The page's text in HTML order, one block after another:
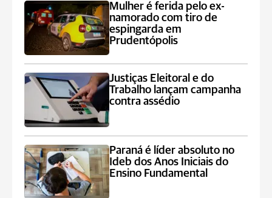
Mulher é ferida pelo ex-
namorado com tiro de
espingarda em
Prudentópolis
Justiças Eleitoral e do
Trabalho lançam campanha
contra assédio
Paraná é líder absoluto no
Ideb dos Anos Iniciais do
Ensino Fundamental